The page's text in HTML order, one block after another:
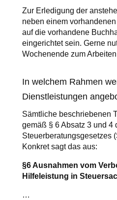
Zur Erledigung der
neben einem
auf die vorhandene
eingerichtet sein. Gerne
Wochenende zum
In welchem Rahmen
Dienstleistungen
Sämtliche beschriebenen
gemäß § 6 Absatz 3 und 4
Steuerberatungsgesetzes
Konkret sagt das aus:
§6 Ausnahmen vom
Hilfeleistung in
…